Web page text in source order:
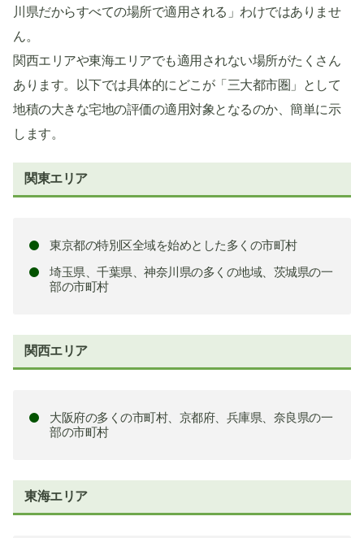
川県だからすべての場所で適用される」わけではありませ
ん。
関西エリアや東海エリアでも適用されない場所がたくさん
あります。以下では具体的にどこが「三大都市圏」として
地積の大きな宅地の評価の適用対象となるのか、簡単に示
します。
関東エリア
東京都の特別区全域を始めとした多くの市町村
埼玉県、千葉県、神奈川県の多くの地域、茨城県の一
部の市町村
関西エリア
大阪府の多くの市町村、京都府、兵庫県、奈良県の一
部の市町村
東海エリア